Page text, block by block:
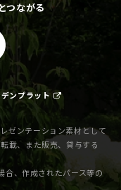
つながる
ンプラット
ゼンテーション素材として
載、また販売、貸与する
合、作成されたパース等の